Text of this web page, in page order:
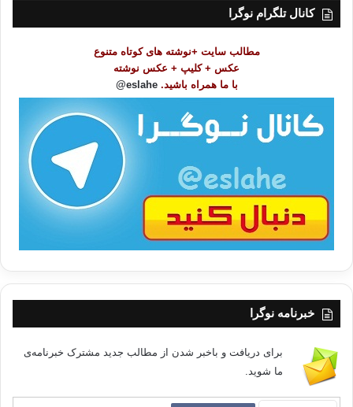
کانال تلگرام نوگرا
مطالب سایت +نوشته های کوتاه متنوع
عکس + کلیپ + عکس نوشته
با ما همراه باشید. eslahe@
خبرنامه نوگرا
برای دریافت و باخبر شدن از مطالب جدید مشترک خبرنامه‌ی
ما شوید.